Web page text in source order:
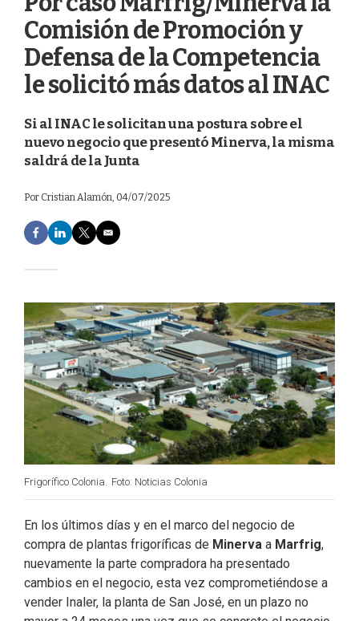
Comisión de Promoción y
Defensa de la Competencia
le solicitó más datos al INAC
Si al INAC le solicitan una postura sobre el
nuevo negocio que presentó Minerva, la misma
saldrá de la Junta
Por Cristian Alamón, 04/07/2025
F
a
e
o
o
k
L
i
d
I
n
T
w
e
r
E
m
Frigorífico Colonia. Foto: Noticias Colonia
En los últimos días y en el marco del negocio de
compra de plantas frigoríficas de Minerva a Marfrig,
nuevamente la parte compradora ha presentado
cambios en el negocio, esta vez comprometiéndose a
vender Inaler, la planta de San José, en un plazo no